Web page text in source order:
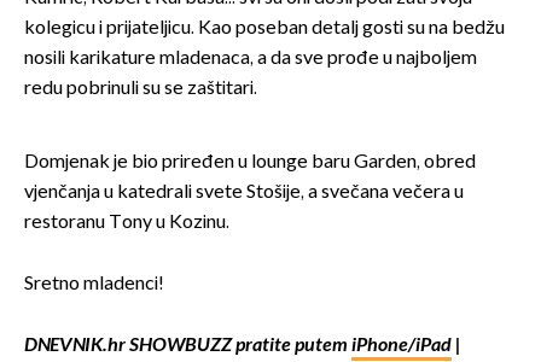
kolegicu i prijateljicu. Kao poseban detalj gosti su na bedžu
nosili karikature mladenaca, a da sve prođe u najboljem
redu pobrinuli su se zaštitari.
Domjenak je bio priređen u lounge baru Garden, obred
vjenčanja u katedrali svete Stošije, a svečana večera u
restoranu Tony u Kozinu.
Sretno mladenci!
DNEVNIK.hr SHOWBUZZ pratite putem iPhone/iPad |